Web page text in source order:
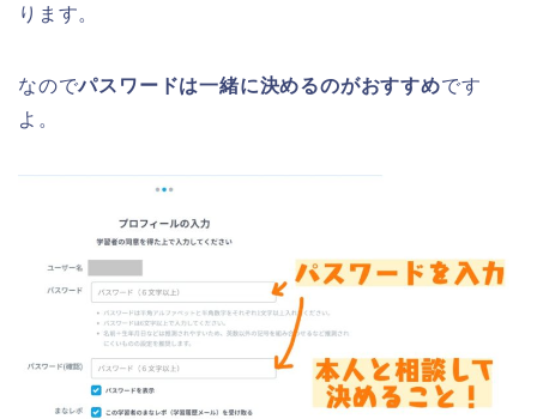
ります。
なのでパスワードは一緒に決めるのがおすすめです
よ。